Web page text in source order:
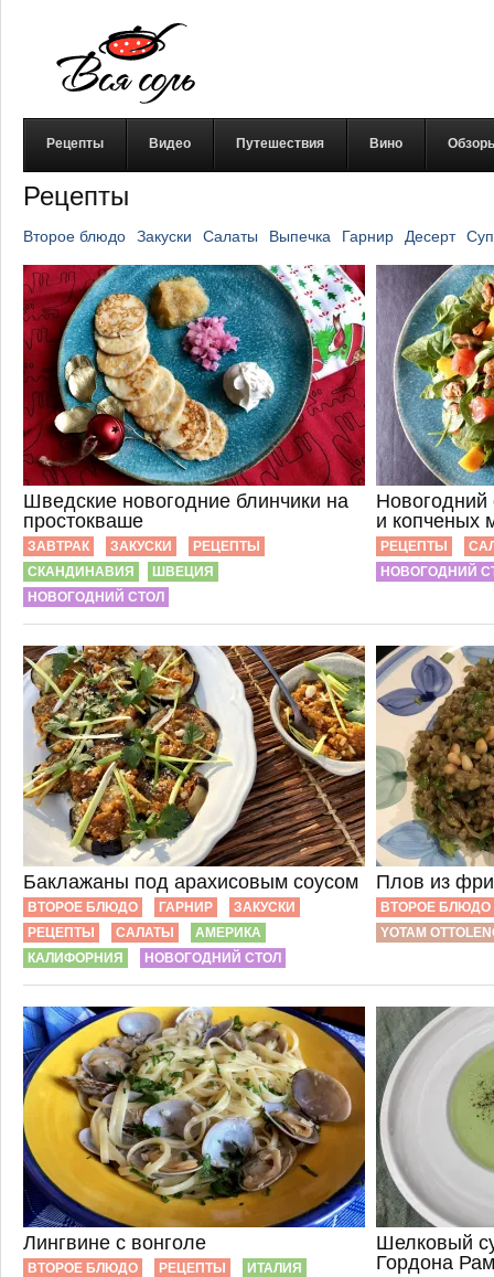
Рецепты Видео Путешествия Вино
Рецепты
Второе блюдо Закуски Салаты Выпечка Гарнир Десерт Суп
Шведские новогодние блинчики на
простокваше
ЗАВТРАК ЗАКУСКИ
РЕЦЕПТЫ
СКАНДИНАВИЯ
ШВЕЦИЯ
НОВОГОДНИЙ СТОЛ
Новогодний
и копченых
РЕЦЕПТЫ
НОВОГОДНИЙ
Баклажаны под арахисовым соусом
ВТОРОЕ БЛЮДО ГАРНИР
ЗАКУСКИ
РЕЦЕПТЫ
САЛАТЫ
АМЕРИКА
КАЛИФОРНИЯ
НОВОГОДНИЙ СТОЛ
Плов из
ВТОРОЕ БЛЮДО
YOTAM
Лингвине с вонголе
ВТОРОЕ БЛЮДО РЕЦЕПТЫ
ИТАЛИЯ
Шелковый
Гордона